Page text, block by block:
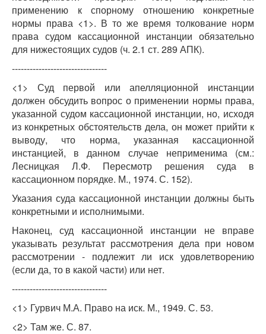
применению к спорному отношению конкретные
нормы права <1>. В то же время толкование норм
права судом кассационной инстанции обязательно
для нижестоящих судов (ч. 2.1 ст. 289 АПК).
--------------------------------
<1> Суд первой или апелляционной инстанции
должен обсудить вопрос о применении нормы права,
указанной судом кассационной инстанции, но, исходя
из конкретных обстоятельств дела, он может прийти к
выводу, что норма, указанная кассационной
инстанцией, в данном случае неприменима (см.:
Лесницкая Л.Ф. Пересмотр решения суда в
кассационном порядке. М., 1974. С. 152).
Указания суда кассационной инстанции должны быть
конкретными и исполнимыми.
Наконец, суд кассационной инстанции не вправе
указывать результат рассмотрения дела при новом
рассмотрении - подлежит ли иск удовлетворению
(если да, то в какой части) или нет.
--------------------------------
<1> Гурвич М.А. Право на иск. М., 1949. С. 53.
<2> Там же. С. 87.